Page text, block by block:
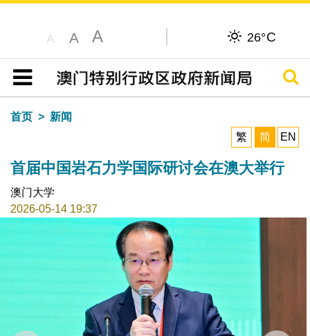
A A A 26°C
目录
搜寻
首页
新闻
繁
简 EN
首届中国岩石力学国际研讨会在澳大举行
澳门大学
2026-05-14 19:37